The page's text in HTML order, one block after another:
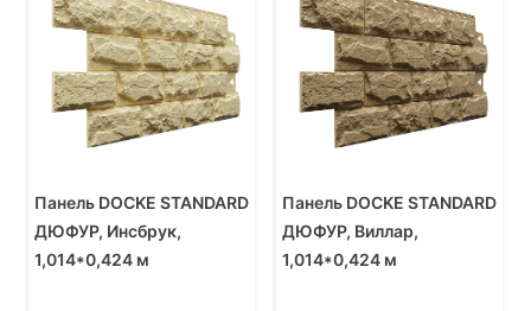
Панель DOCKE STANDARD
ДЮФУР, Инсбрук,
1,014*0,424 м
Панель DOCKE STANDARD
ДЮФУР, Виллар,
1,014*0,424 м